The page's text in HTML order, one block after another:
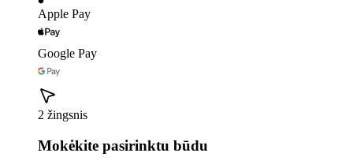
Apple Pay
Google Pay
2 žingsnis
Mokėkite pasirinktu būdu